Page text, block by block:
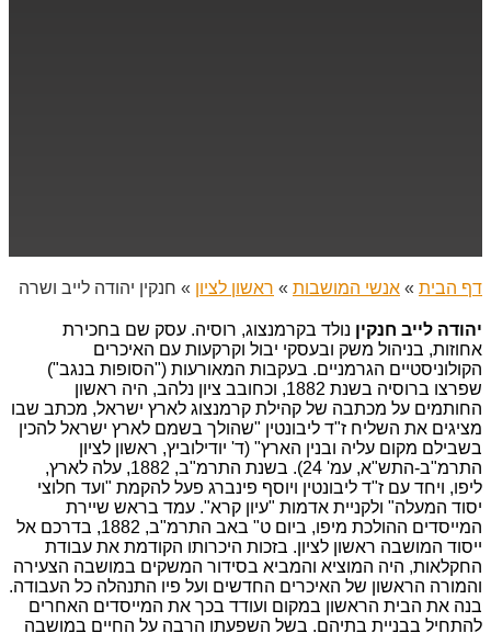
דף הבית » אנשי המושבות » ראשון לציון » חנקין יהודה לייב ושרה
יהודה לייב חנקין נולד בקרמנצוג, רוסיה. עסק שם בחכירת
אחוזות, בניהול משק ובעסקי יבול וקרקעות עם האיכרים
הקולוניסטיים הגרמניים. בעקבות המאורעות ("הסופות בנגב")
שפרצו ברוסיה בשנת 1882, וכחובב ציון נלהב, היה ראשון
החותמים על מכתבה של קהילת קרמנצוג לארץ ישראל, מכתב שבו
מציגים את השליח ז"ד ליבונטין "שהולך בשמם לארץ ישראל להכין
בשבילם מקום עליה ובנין הארץ" (ד' יודילוביץ, ראשון לציון
התרמ"ב-התש"א, עמ' 24). בשנת התרמ"ב, 1882, עלה לארץ,
ליפו, ויחד עם ז"ד ליבונטין ויוסף פינברג פעל להקמת "ועד חלוצי
יסוד המעלה" ולקניית אדמות "עיון קרא". עמד בראש שיירת
המייסדים ההולכת מיפו, ביום ט" באב התרמ"ב, 1882, בדרכם אל
ייסוד המושבה ראשון לציון. בזכות היכרותו הקודמת את עבודת
החקלאות, היה המוציא והמביא בסידור המשקים במושבה הצעירה
והמורה הראשון של האיכרים החדשים ועל פיו התנהלה כל העבודה.
בנה את הבית הראשון במקום ועודד בכך את המייסדים האחרים
להתחיל בבניית בתיהם. בשל השפעתו הרבה על החיים במושבה